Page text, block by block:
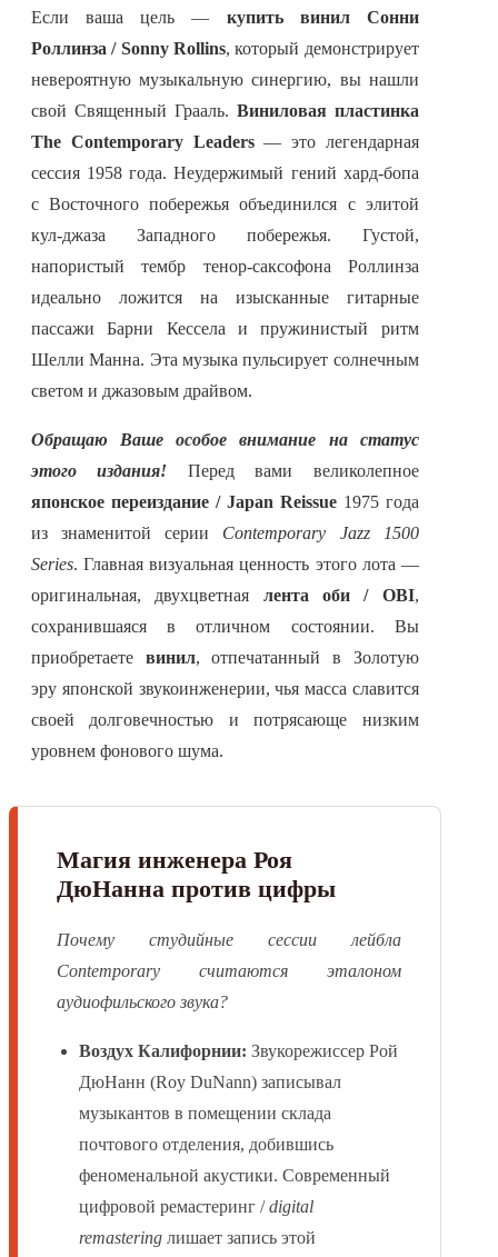
Если ваша цель — купить винил Сонни
Роллинза / Sonny Rollins, который демонстрирует
невероятную музыкальную синергию, вы нашли
свой Священный Грааль. Виниловая пластинка
The Contemporary Leaders— это легендарная
сессия 1958 года. Неудержимый гений хард-бопа
с Восточного побережья объединился с элитой
кул-джаза Западного побережья. Густой,
напористый тембр тенор-саксофона Роллинза
идеально ложится на изысканные гитарные
пассажи Барни Кессела и пружинистый ритм
Шелли Манна. Эта музыка пульсирует солнечным
светом и джазовым драйвом.
Обращаю Ваше особое внимание на статус
этого издания! Перед вами великолепное
японское переиздание / Japan Reissue1975 года
из знаменитой серии Contemporary Jazz 1500
Series. Главная визуальная ценность этого лота —
оригинальная, двухцветная лента оби / OBI,
сохранившаяся в отличном состоянии. Вы
приобретаете винил, отпечатанный в Золотую
эру японской звукоинженерии, чья масса славится
своей долговечностью и потрясающе низким
уровнем фонового шума.
Магия инженера Роя
ДюНанна против цифры
Почему студийные сессии лейбла
Contemporary считаются эталоном
аудиофильского звука?
Воздух Калифорнии: Звукорежиссер Рой
ДюНанн (Roy DuNann) записывал
музыкантов в помещении склада
почтового отделения, добившись
феноменальной акустики. Современный
цифровой ремастеринг /digital
remastering лишает запись этой